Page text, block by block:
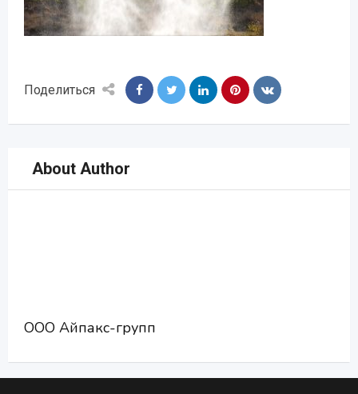
Поделиться
About Author
ООО Айпакс-групп